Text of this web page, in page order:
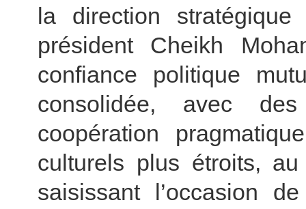
la direction
président Cheikh
confiance politique
consolidée, avec
coopération
culturels plus étroits,
saisissant l’occasion